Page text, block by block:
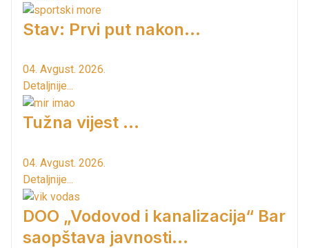
Stav: Prvi put nakon…
04. Avgust. 2026.
Detaljnije...
Tužna vijest ...
04. Avgust. 2026.
Detaljnije...
DOO „Vodovod i kanalizacija“ Bar
saopštava javnosti...